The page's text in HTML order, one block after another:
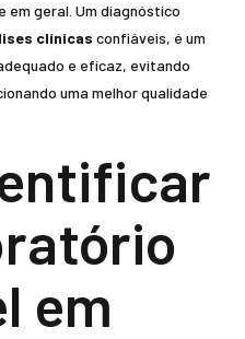
em geral. Um diagnóstico
clínicas confiáveis, é um
e eficaz, evitando
uma melhor qualidade
em